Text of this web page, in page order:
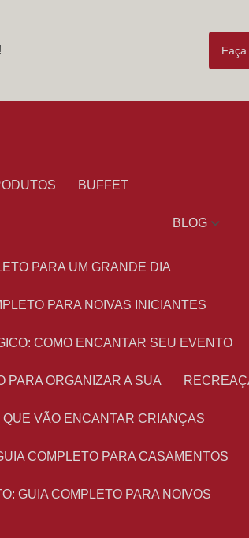
BUFFET
BLOG
PARA UM GRANDE DIA
PARA NOIVAS INICIANTES
COMO ENCANTAR SEU EVENTO
PARA ORGANIZAR A SUA
QUE VÃO ENCANTAR CRIANÇAS
COMPLETO PARA CASAMENTOS
GUIA COMPLETO PARA NOIVOS